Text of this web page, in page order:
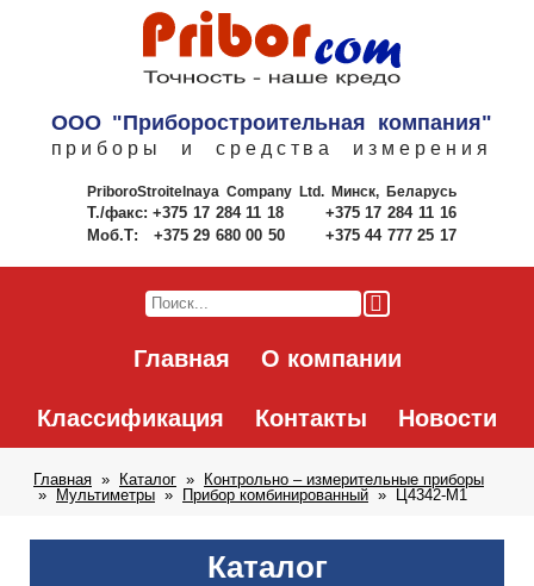
ООО "Приборостроительная компания"
приборы и средства измерения
PriboroStroitelnaya Company Ltd.Минск, Беларусь
Т./факс: +375 17 284 11 18
+375 17 284 11 16
Моб.Т:
+375 29 680 00 50 +375 44 777 25 17
Главная О компании
Классификация Контакты Новости
Главная Каталог
Контрольно – измерительные приборы
Мультиметры
Прибор комбинированный Ц4342-M1
Каталог